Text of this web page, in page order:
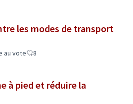
les modes de transport
au vote 8
à pied et réduire la